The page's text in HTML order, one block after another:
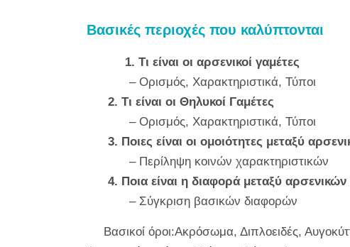
Βασικές περιοχές που καλύπτονται
1. Τι είναι οι αρσενικοί γαμέτες
– Ορισμός, Χαρακτηριστικά, Τύποι
2. Τι είναι οι Θηλυκοί Γαμέτες
– Ορισμός, Χαρακτηριστικά, Τύποι
3. Ποιες είναι οι ομοιότητες μεταξύ
– Περίληψη κοινών χαρακτηριστικών
4. Ποια είναι η διαφορά μεταξύ
– Σύγκριση βασικών διαφορών
Βασικοί όροι:Ακρόσωμα, Διπλοειδές,